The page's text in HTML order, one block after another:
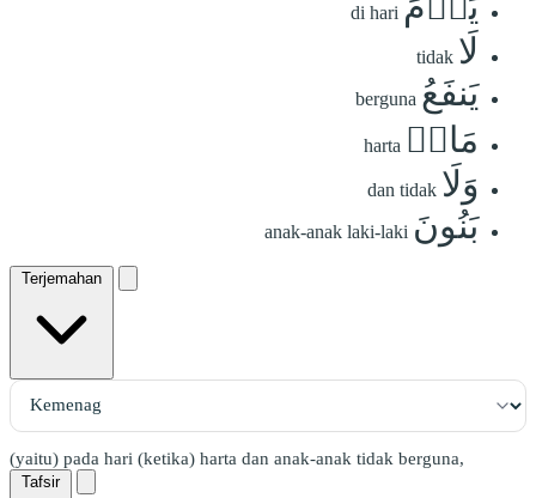
di hari
لَا tidak
يَنفَعُ berguna
مَالٞ harta
وَلَا dan tidak
بَنُونَ anak-anak laki-laki
Terjemahan
(yaitu) pada hari (ketika) harta dan anak-anak tidak berguna,
Tafsir